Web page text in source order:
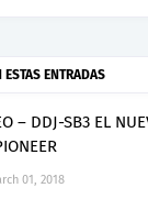
ESTAS ENTRADAS
– DDJ-SB3 EL
01, 2018